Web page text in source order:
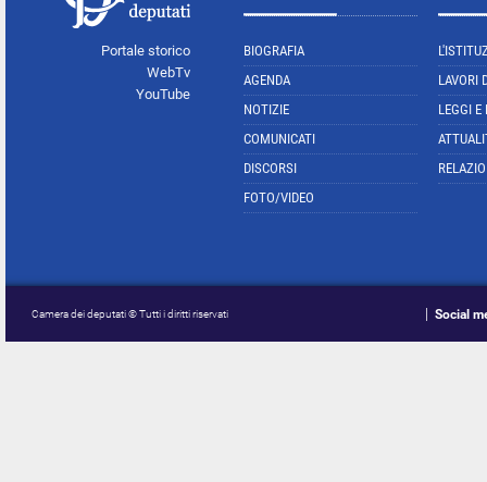
Portale storico
WebTv
YouTube
BIOGRAFIA
AGENDA
NOTIZIE
COMUNICATI
DISCORSI
FOTO/VIDEO
LAVORI
LEGGI E
Camera dei deputati © Tutti i diritti riservati Social